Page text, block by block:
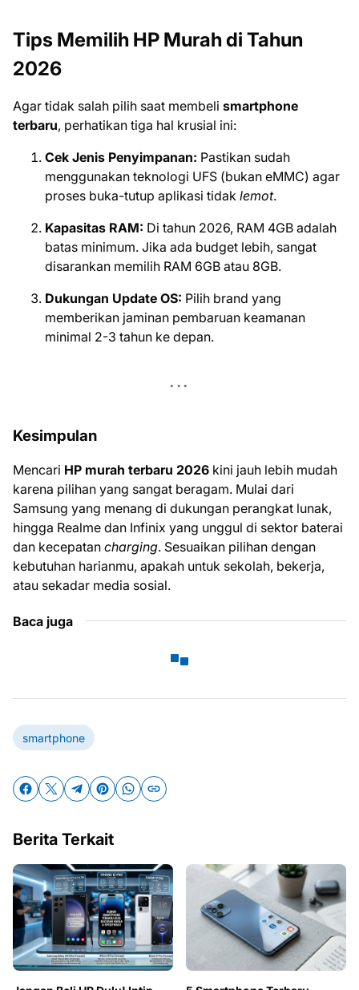
Tips Memilih HP Murah di Tahun
2026
Agar tidak salah pilih saat membeli smartphone
terbaru, perhatikan tiga hal krusial ini:
Cek Jenis Penyimpanan: Pastikan sudah
menggunakan teknologi UFS (bukan eMMC) agar
proses buka-tutup aplikasi tidak lemot.
Kapasitas RAM: Di tahun 2026, RAM 4GB adalah
batas minimum. Jika ada budget lebih, sangat
disarankan memilih RAM 6GB atau 8GB.
Dukungan Update OS: Pilih brand yang
memberikan jaminan pembaruan keamanan
minimal 2-3 tahun ke depan.
Kesimpulan
Mencari HP murah terbaru 2026 kini jauh lebih mudah
karena pilihan yang sangat beragam. Mulai dari
Samsung yang menang di dukungan perangkat lunak,
hingga Realme dan Infinix yang unggul di sektor baterai
dan kecepatan charging. Sesuaikan pilihan dengan
kebutuhan harianmu, apakah untuk sekolah, bekerja,
atau sekadar media sosial.
Baca juga
smartphone
Berita Terkait